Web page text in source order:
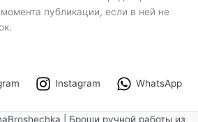
публикации, если в ней не
Instagram WhatsApp
| Броши ручной работы из